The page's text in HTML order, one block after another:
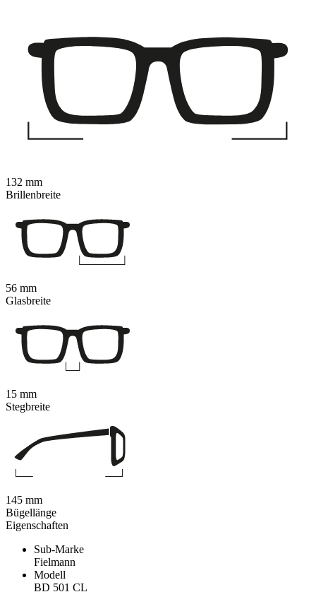
Eigenschaften
Sub-Marke
Fielmann
Modell
BD 501 CL
132 mm
Brillenbreite
56 mm
Glasbreite
15 mm
Stegbreite
145 mm
Bügellänge